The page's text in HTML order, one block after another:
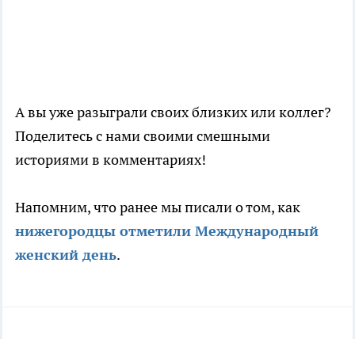
А вы уже разыграли своих близких или коллег?
Поделитесь с нами своими смешными
историями в комментариях!
Напомним, что ранее мы писали о том, как
нижегородцы отметили Международный
женский день.